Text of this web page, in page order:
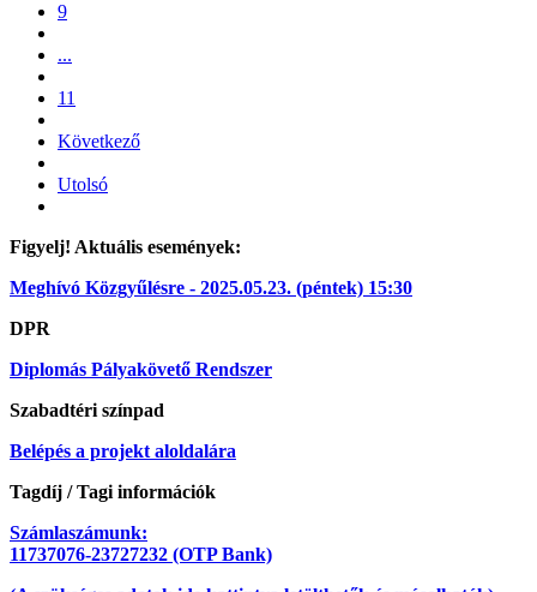
9
...
11
Következő
Utolsó
Figyelj! Aktuális események:
Meghívó Közgyűlésre - 2025.05.23. (péntek) 15:30
DPR
Diplomás Pályakövető Rendszer
Szabadtéri színpad
Belépés a projekt aloldalára
Tagdíj / Tagi információk
Számlaszámunk:
11737076-23727232 (OTP Bank)